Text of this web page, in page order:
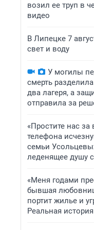
возил ее труп в
видео
В Липецке 7
свет и воду
У могилы
смерть
два лагеря, а
отправила за
«Простите нас за
телефона
семьи
леденящее душу
«Меня годами
бывшая
портит жилье и
Реальная история